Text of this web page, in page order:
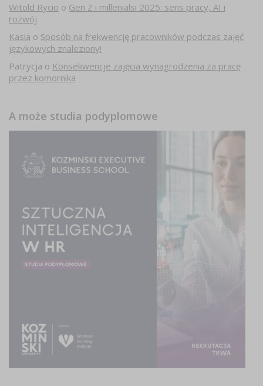
Witold Rycio o Gen Z i millenialsi 2025: sens pracy, AI i
rozwój
Kasia o Sposób na frekwencję pracowników podczas zajęć
językowych znaleziony!
Patrycja o Konsekwencje zajęcia wynagrodzenia za pracę
przez komornika
A może studia podyplomowe